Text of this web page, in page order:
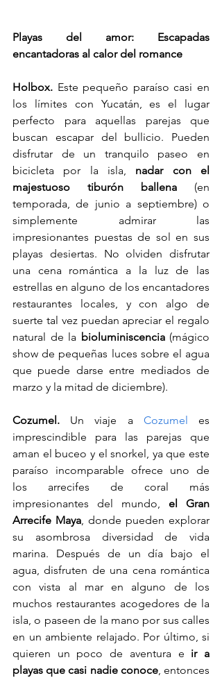
Playas del amor: Escapadas
encantadoras al calor del romance
Holbox. Este pequeño paraíso casi en
los límites con Yucatán, es el lugar
perfecto para aquellas parejas que
buscan escapar del bullicio. Pueden
disfrutar de un tranquilo paseo en
bicicleta por la isla, nadar con el
majestuoso tiburón ballena (en
temporada, de junio a septiembre) o
simplemente admirar las
impresionantes puestas de sol en sus
playas desiertas. No olviden disfrutar
una cena romántica a la luz de las
estrellas en alguno de los encantadores
restaurantes locales, y con algo de
suerte tal vez puedan apreciar el regalo
natural de la bioluminiscencia (mágico
show de pequeñas luces sobre el agua
que puede darse entre mediados de
marzo y la mitad de diciembre).
Cozumel. Un viaje a Cozumel es
imprescindible para las parejas que
aman el buceo y el snorkel, ya que este
paraíso incomparable ofrece uno de
los arrecifes de coral más
impresionantes del mundo, el Gran
Arrecife Maya, donde pueden explorar
su asombrosa diversidad de vida
marina. Después de un día bajo el
agua, disfruten de una cena romántica
con vista al mar en alguno de los
muchos restaurantes acogedores de la
isla, o paseen de la mano por sus calles
en un ambiente relajado. Por último, si
quieren un poco de aventura e ir a
playas que casi nadie conoce, entonces